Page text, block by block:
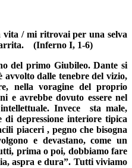
vita / mi ritrovai per una selva
(Inferno I, 1-6)
del primo Giubileo. Dante si
avvolto dalle tenebre del vizio,
nella voragine del proprio
e avrebbe dovuto essere nel
Invece sta male,
depressione interiore tipica
piaceri , pegno che bisogna
e devastano, come un
prima o poi, dobbiamo fare
aspra e dura”. Tutti viviamo